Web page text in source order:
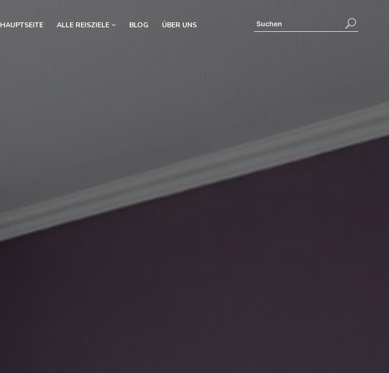
HAUPTSEITE ALLE REISZIELE BLOG ÜBER UNS